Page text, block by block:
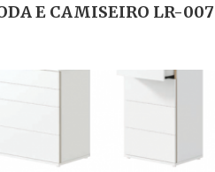
E CAMISEIRO LR-007